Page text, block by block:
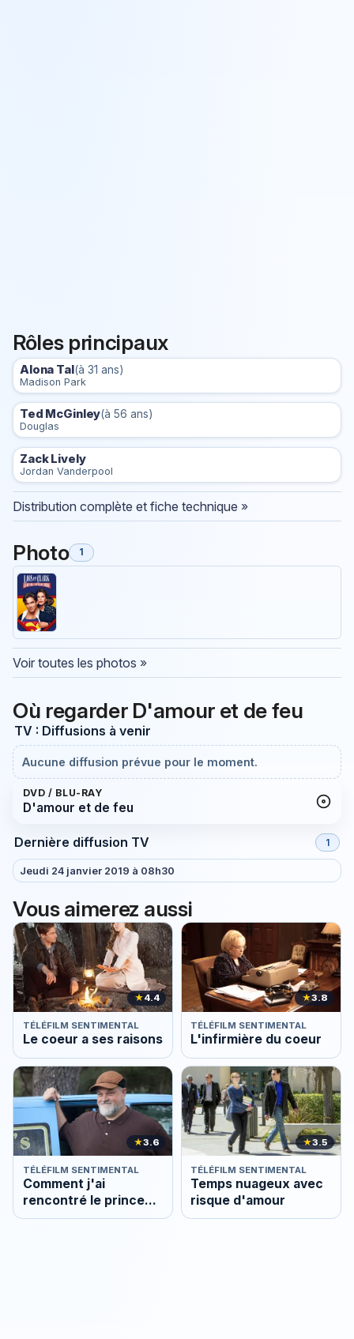
Rôles principaux
Alona Tal(à 31 ans)
Madison Park
Ted McGinley(à 56 ans)
Douglas
Zack Lively
Jordan Vanderpool
Distribution complète et fiche technique »
Photo 1
Voir toutes les photos »
Où regarder D'amour et de feu
TV : Diffusions à venir
Aucune diffusion prévue pour le moment.
DVD / BLU-RAY
D'amour et de feu
Dernière diffusion TV 1
Jeudi 24 janvier 2019 à 08h30
Vous aimerez aussi
★4.4
TÉLÉFILM SENTIMENTAL
Le coeur a ses raisons
★3.8
TÉLÉFILM SENTIMENTAL
L'infirmière du coeur
★3.6
TÉLÉFILM SENTIMENTAL
Comment j'ai
rencontré le prince
charmant
★3.5
TÉLÉFILM SENTIMENTAL
Temps nuageux avec
risque d'amour